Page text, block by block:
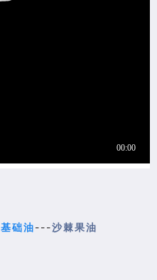
基础油---沙棘果油